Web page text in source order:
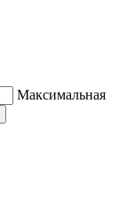
Максимальная